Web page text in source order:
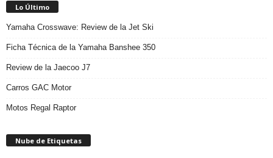
Lo Último
Yamaha Crosswave: Review de la Jet Ski
Ficha Técnica de la Yamaha Banshee 350
Review de la Jaecoo J7
Carros GAC Motor
Motos Regal Raptor
Nube de Etiquetas